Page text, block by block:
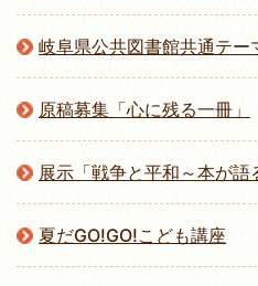
岐阜県公共図書館共通テー
原稿募集「心に残る一冊」
展示「戦争と平和～本が語
夏だGO!GO!こども講座